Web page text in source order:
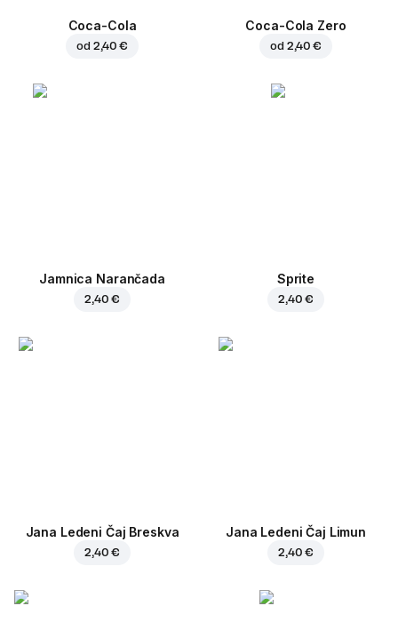
Coca-Cola
od 2,40 €
Coca-Cola Zero
od 2,40 €
Jamnica Narančada
2,40 €
Sprite
2,40 €
Jana Ledeni Čaj Breskva
2,40 €
Jana Ledeni Čaj Limun
2,40 €